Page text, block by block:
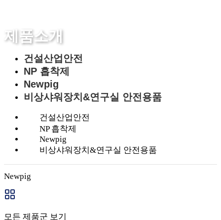
제품소개
건설산업안전
NP 흡착제
Newpig
비상샤워장치&연구실 안전용품
건설산업안전
NP 흡착제
Newpig
비상샤워장치&연구실 안전용품
Newpig
모든 제품군 보기